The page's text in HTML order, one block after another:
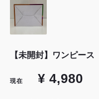
【未開封】ワンピー
現在 ¥ 4,980